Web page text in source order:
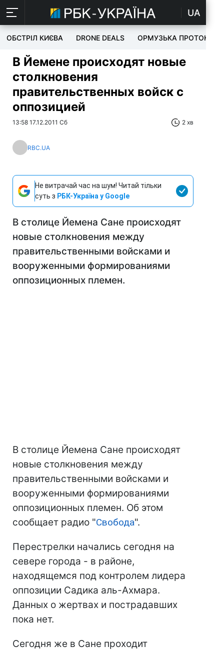
UA
ОБСТРІЛ КИЄВА DRONE DEALS ОРМУЗЬКА ПРОТОКА
В Йемене происходят новые
столкновения
правительственных войск с
оппозицией
13:58 17.12.2011 Сб 2 хв
RBC.UA
Не витрачай час на шум! Читай тільки
суть з РБК-Україна у Google
В столице Йемена Сане происходят
новые столкновения между
правительственными войсками и
вооруженными формированиями
оппозиционных племен.
В столице Йемена Сане происходят
новые столкновения между
правительственными войсками и
вооруженными формированиями
оппозиционных племен. Об этом
сообщает радио "Свобода".
Перестрелки начались сегодня на
севере города - в районе,
находящемся под контролем лидера
оппозиции Садика аль-Ахмара.
Данных о жертвах и пострадавших
пока нет.
Сегодня же в Сане проходит